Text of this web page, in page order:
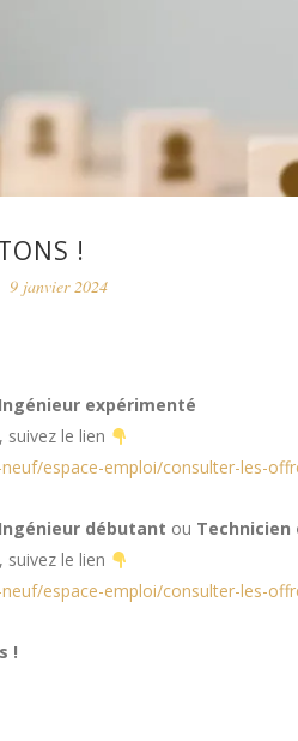
!
9 janvier 2024
Ingénieur expérimenté
suivez le lien
espace-emploi/consulter-les-
Ingénieur débutant ou
suivez le lien
espace-emploi/consulter-les-
!